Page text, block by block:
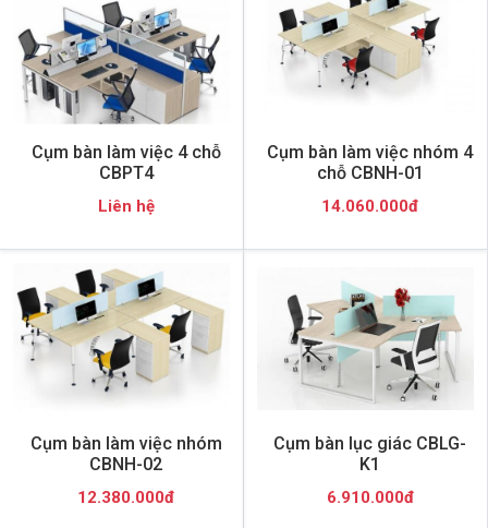
Cụm bàn làm việc 4 chỗ
CBPT4
Liên hệ
Cụm bàn làm việc nhóm 4
chỗ CBNH-01
14.060.000đ
Cụm bàn làm việc nhóm
CBNH-02
12.380.000đ
Cụm bàn lục giác CBLG-
K1
6.910.000đ